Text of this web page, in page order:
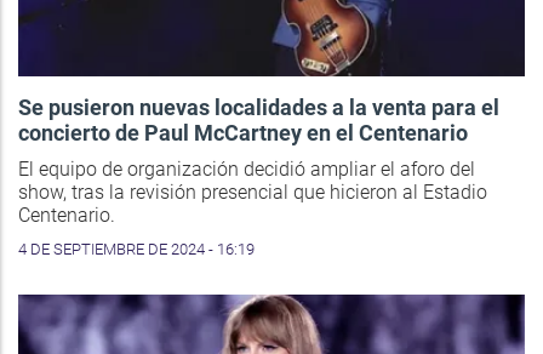
Se pusieron nuevas localidades a la venta para el
concierto de Paul McCartney en el Centenario
El equipo de organización decidió ampliar el aforo del
show, tras la revisión presencial que hicieron al Estadio
Centenario.
4 DE SEPTIEMBRE DE 2024 - 16:19